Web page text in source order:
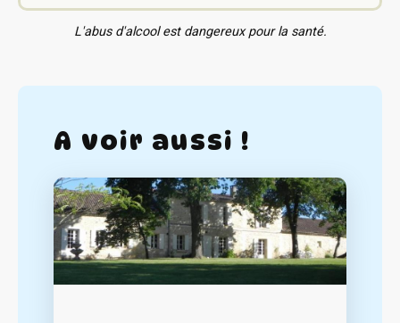
L'abus d'alcool est dangereux pour la santé.
A voir aussi !